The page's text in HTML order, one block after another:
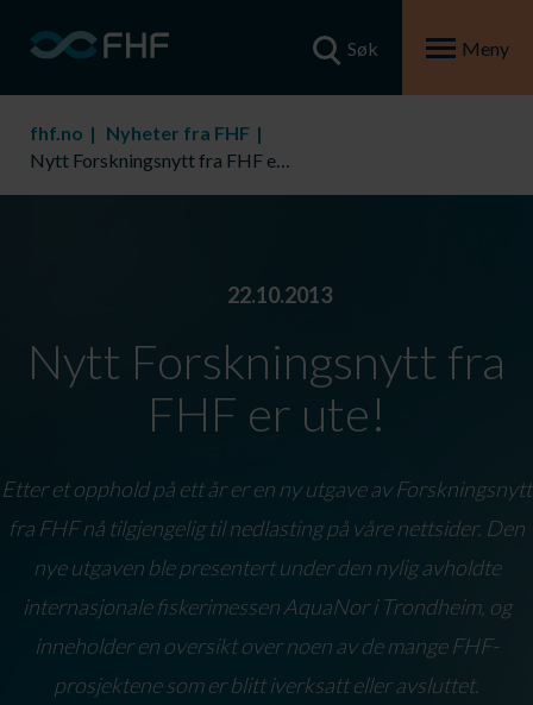
Søk Meny
fhf.no
Nyheter fra FHF
Nytt Forskningsnytt fra FHF er ute!
22.10.2013
Nytt Forskningsnytt fra
FHF er ute!
Etter et opphold på ett år er en ny utgave av Forskningsnytt
fra FHF nå tilgjengelig til nedlasting på våre nettsider. Den
nye utgaven ble presentert under den nylig avholdte
internasjonale fiskerimessen AquaNor i Trondheim, og
inneholder en oversikt over noen av de mange FHF-
prosjektene som er blitt iverksatt eller avsluttet.